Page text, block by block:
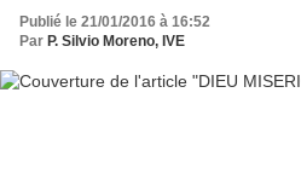
Publié le 21/01/2016 à 16:52
Par P. Silvio Moreno, IVE